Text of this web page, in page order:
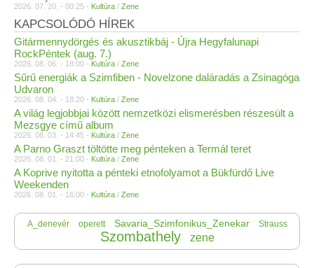
2026. 07. 20. - 00:25 - Kultúra / Zene
KAPCSOLÓDÓ HÍREK
Gitármennydörgés és akusztikbáj - Újra Hegyfalunapi
RockPéntek (aug. 7.)
2026. 08. 06. - 18:00 - Kultúra / Zene
Sűrű energiák a Szimfiben - Novelzone daláradás a Zsinagóga
Udvaron
2026. 08. 04. - 18:20 - Kultúra / Zene
A világ legjobbjai között nemzetközi elismerésben részesült a
Mezsgye című album
2026. 08. 03. - 14:45 - Kultúra / Zene
A Parno Graszt töltötte meg pénteken a Termál teret
2026. 08. 01. - 21:00 - Kultúra / Zene
A Koprive nyitotta a pénteki etnofolyamot a Bükfürdő Live
Weekenden
2026. 08. 01. - 16:00 - Kultúra / Zene
A_denevér operett Savaria_Szimfonikus_Zenekar Strauss
Szombathely zene